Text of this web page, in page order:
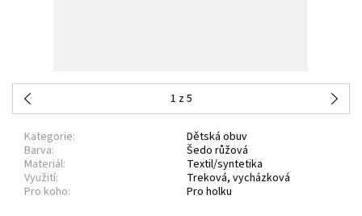
1 z 5
Kategorie:
Dětská obuv
Barva:
Šedo růžová
Materiál:
Textil/syntetika
Využití:
Treková, vycházková
Pro koho:
Pro holku